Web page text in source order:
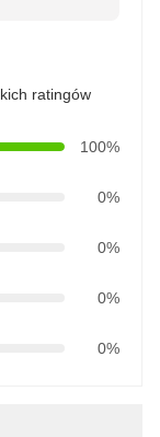
ratingów
100%
0%
0%
0%
0%